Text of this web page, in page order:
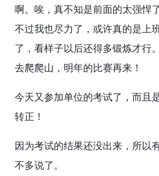
啊。唉，真不知是前面的太强悍
不过我也尽力了，或许真的是上
了，看样子以后还得多锻炼才行
去爬爬山，明年的比赛再来！
今天又参加单位的考试了，而
转正！
因为考试的结果还没出来，所以
不多说了。